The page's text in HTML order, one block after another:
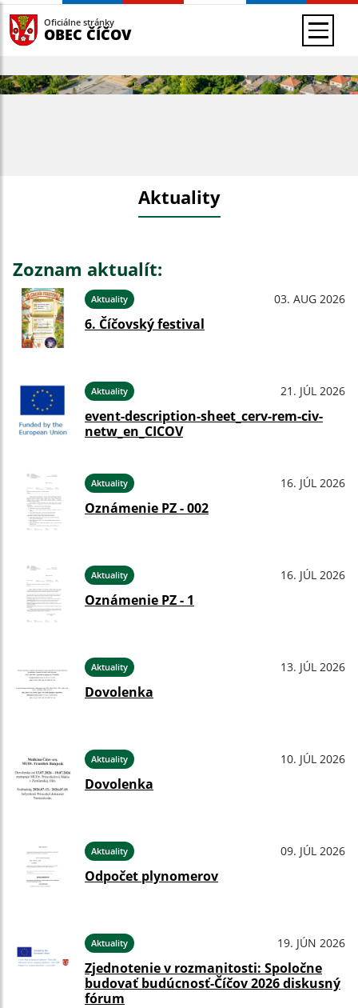
Oficiálne stránky
OBEC ČÍČOV
Aktuality
Zoznam aktualít:
Aktuality 03. AUG 2026
6. Číčovský festival
Aktuality 21. JÚL 2026
event-description-sheet_cerv-rem-civ-
netw_en_CICOV
Aktuality 16. JÚL 2026
Oznámenie PZ - 002
Aktuality 16. JÚL 2026
Oznámenie PZ - 1
Aktuality 13. JÚL 2026
Dovolenka
Aktuality 10. JÚL 2026
Dovolenka
Aktuality 09. JÚL 2026
Odpočet plynomerov
Aktuality 19. JÚN 2026
Zjednotenie v rozmanitosti: Spoločne
budovať budúcnosť-Číčov 2026 diskusný
fórum